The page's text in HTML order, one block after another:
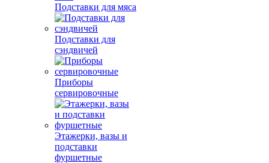
Подставки для мяса
Подставки для
сэндвичей
Приборы
сервировочные
Этажерки, вазы и
подставки
фуршетные